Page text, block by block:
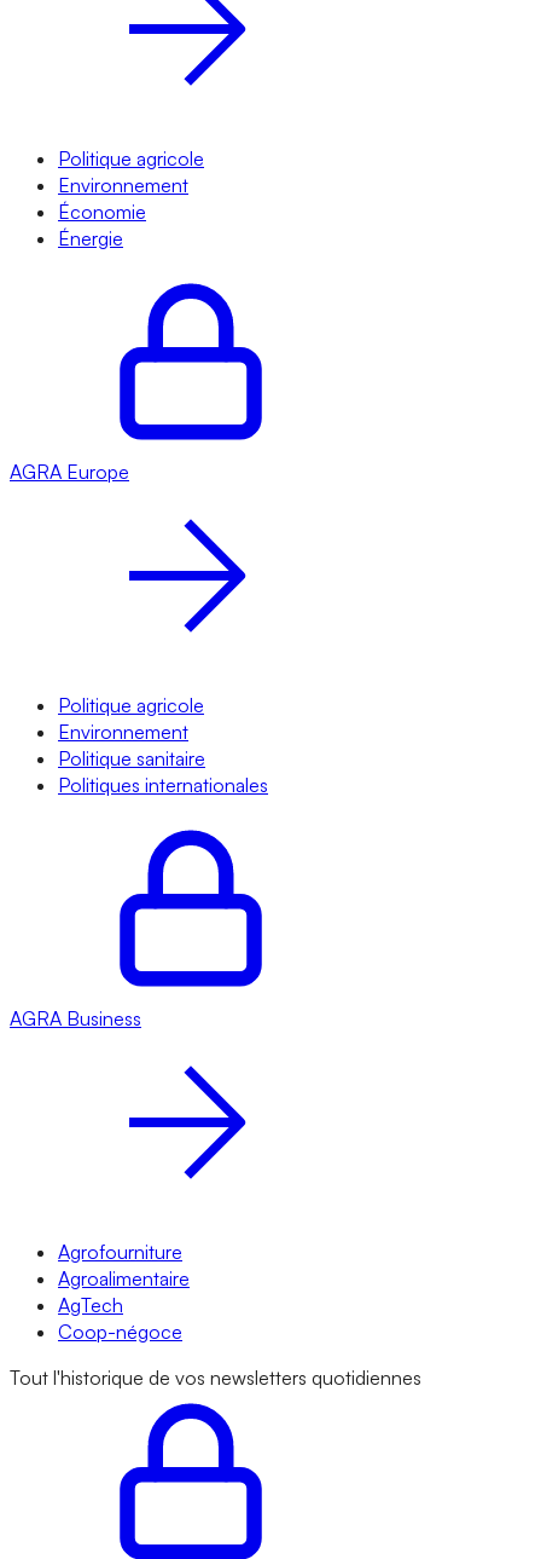
Politique agricole
Environnement
Économie
Énergie
AGRA Europe
Politique agricole
Environnement
Politique sanitaire
Politiques internationales
AGRA Business
Agrofourniture
Agroalimentaire
AgTech
Coop-négoce
Tout l'historique de vos newsletters quotidiennes